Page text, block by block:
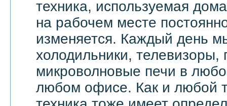
техника, используемая
на рабочем месте
изменяется. Каждый день
холодильники,
микроволновые печи в
любом офисе. Как и любой